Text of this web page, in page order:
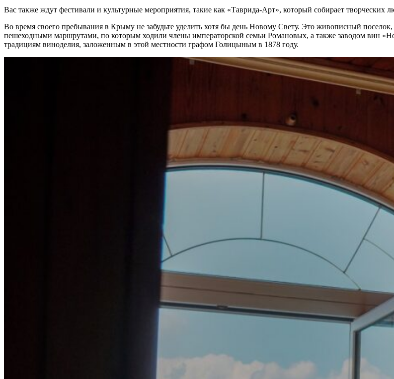
Вас также ждут фестивали и культурные мероприятия, такие как «Таврида-Арт», который собирает творческих
Во время своего пребывания в Крыму не забудьте уделить хотя бы день Новому Свету. Это живописный
пешеходными маршрутами, по которым ходили члены императорской семьи Романовых, а также заводом вин
традициям виноделия, заложенным в этой местности графом Голицыным в 1878 году.